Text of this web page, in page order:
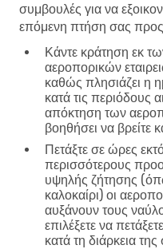
συμβουλές για να
επόμενη πτήση σας
Κάντε κράτηση εκ
αεροπορικών
καθώς πλησιάζει η
κατά τις περιόδους
απόκτηση των
βοηθήσει να βρείτε
Πετάξτε σε ώρες
περισσότερους
υψηλής ζήτησης
καλοκαίρι) οι
αυξάνουν τους
επιλέξετε να
κατά τη διάρκεια